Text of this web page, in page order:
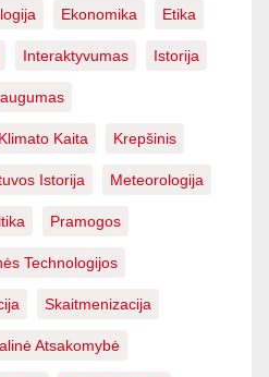
Ekonomika Etika
Interaktyvumas Istorija
Klimato Kaita Krepšinis
Istorija Meteorologija
Pramogos
Technologijos
Skaitmenizacija
Atsakomybė